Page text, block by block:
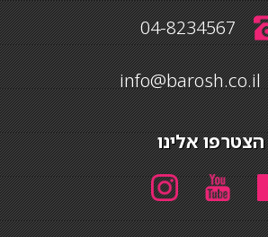
04-8234567
info@barosh.co.il
הצטרפו אלינו